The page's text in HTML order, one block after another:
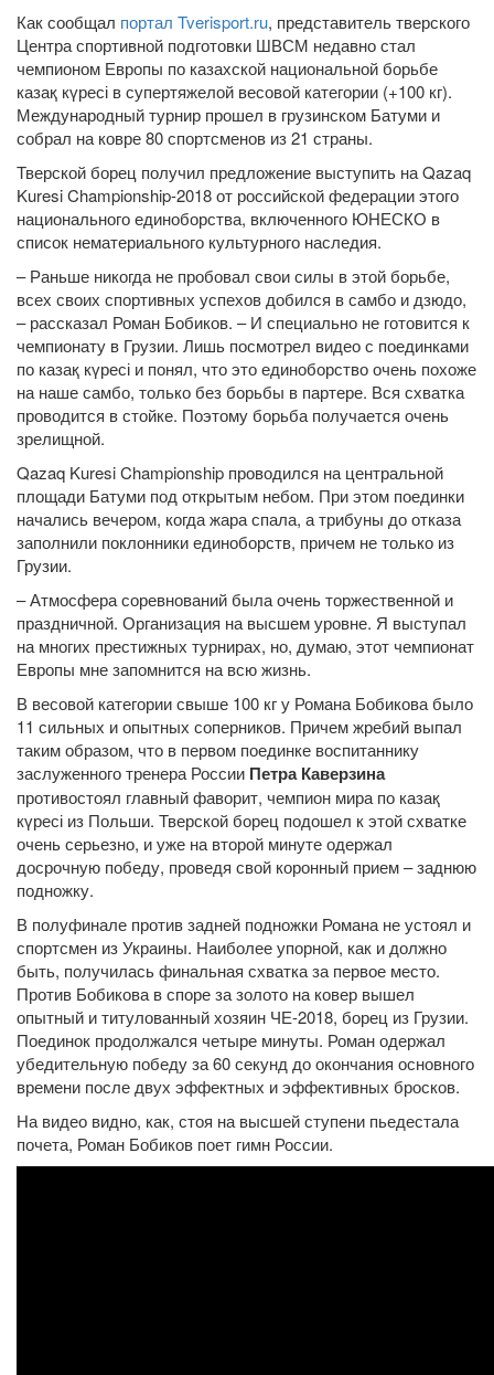
Как сообщал портал Tverisport.ru, представитель тверского
Центра спортивной подготовки ШВСМ недавно стал
чемпионом Европы по казахской национальной борьбе
казақ күресі в супертяжелой весовой категории (+100 кг).
Международный турнир прошел в грузинском Батуми и
собрал на ковре 80 спортсменов из 21 страны.
Тверской борец получил предложение выступить на Qazaq
Kuresi Championship-2018 от российской федерации этого
национального единоборства, включенного ЮНЕСКО в
список нематериального культурного наследия.
– Раньше никогда не пробовал свои силы в этой борьбе,
всех своих спортивных успехов добился в самбо и дзюдо,
– рассказал Роман Бобиков. – И специально не готовится к
чемпионату в Грузии. Лишь посмотрел видео с поединками
по казақ күресі и понял, что это единоборство очень похоже
на наше самбо, только без борьбы в партере. Вся схватка
проводится в стойке. Поэтому борьба получается очень
зрелищной.
Qazaq Kuresi Championship проводился на центральной
площади Батуми под открытым небом. При этом поединки
начались вечером, когда жара спала, а трибуны до отказа
заполнили поклонники единоборств, причем не только из
Грузии.
– Атмосфера соревнований была очень торжественной и
праздничной. Организация на высшем уровне. Я выступал
на многих престижных турнирах, но, думаю, этот чемпионат
Европы мне запомнится на всю жизнь.
В весовой категории свыше 100 кг у Романа Бобикова было
11 сильных и опытных соперников. Причем жребий выпал
таким образом, что в первом поединке воспитаннику
заслуженного тренера России Петра Каверзина
противостоял главный фаворит, чемпион мира по казақ
күресі из Польши. Тверской борец подошел к этой схватке
очень серьезно, и уже на второй минуте одержал
досрочную победу, проведя свой коронный прием – заднюю
подножку.
В полуфинале против задней подножки Романа не устоял и
спортсмен из Украины. Наиболее упорной, как и должно
быть, получилась финальная схватка за первое место.
Против Бобикова в споре за золото на ковер вышел
опытный и титулованный хозяин ЧЕ-2018, борец из Грузии.
Поединок продолжался четыре минуты. Роман одержал
убедительную победу за 60 секунд до окончания основного
времени после двух эффектных и эффективных бросков.
На видео видно, как, стоя на высшей ступени пьедестала
почета, Роман Бобиков поет гимн России.